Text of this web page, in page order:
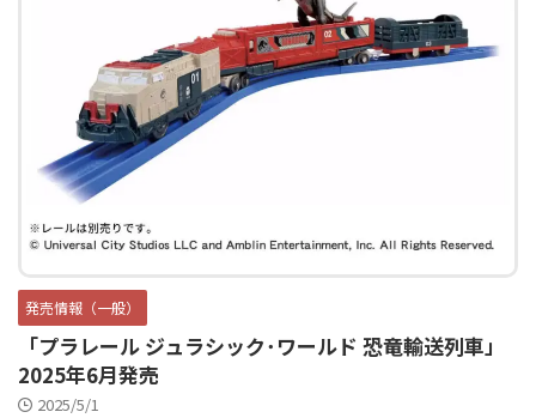
発売情報（一般）
「プラレール ジュラシック･ワールド 恐竜輸送列車」
2025年6月発売
2025/5/1